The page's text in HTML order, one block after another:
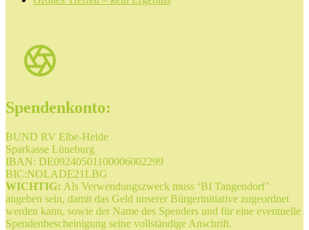
Spendenkonto:
BUND RV Elbe-Heide
Sparkasse Lüneburg
IBAN: DE09240501100006002299
BIC:NOLADE21LBG
WICHTIG: Als Verwendungszweck muss ‘BI Tangendorf’
angeben sein, damit das Geld unserer Bürgerinitiative zugeordnet
werden kann, sowie der Name des Spenders und für eine eventuelle
Spendenbescheinigung seine vollständige Anschrift.